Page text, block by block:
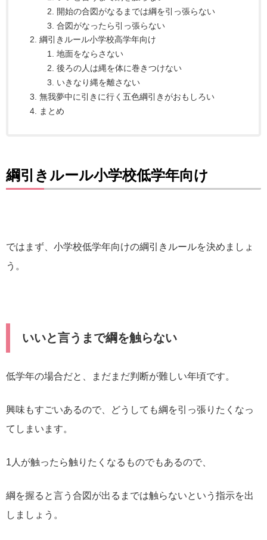
開始の合図がなるまでは綱を引っ張らない
合図がなったら引っ張らない
綱引きルール小学校高学年向け
地面をならさない
後ろの人は縄を体に巻きつけない
いきなり縄を離さない
無我夢中に引きに行く五色綱引きがおもしろい
まとめ
綱引きルール小学校低学年向け
ではまず、小学校低学年向けの綱引きルールを決めましょ
う。
いいと言うまで綱を触らない
低学年の場合だと、まだまだ判断が難しい年頃です。
興味もすごいあるので、どうしても綱を引っ張りたくなっ
てしまいます。
1人が触ったら触りたくなるものでもあるので、
綱を握ると言う合図が出るまでは触らないという指示を出
しましょう。